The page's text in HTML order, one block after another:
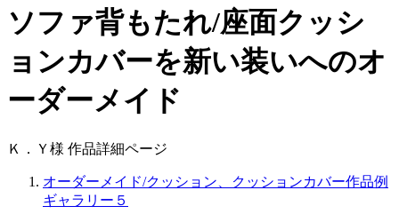
ソファ背もたれ/座面クッシ
ョンカバーを新い装いへのオ
ーダーメイド
Ｋ．Ｙ様 作品詳細ページ
オーダーメイド/クッション、クッションカバー作品例
ギャラリー５